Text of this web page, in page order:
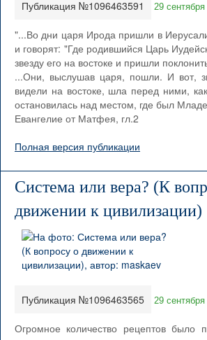
Публикация №1096463591 29
"...Во дни царя Ирода пришли в
и говорят: "Где родившийся Царь
звезду его на востоке и пришли
...Они, выслушав царя, пошли. И вот,
видели на востоке, шла перед ними,
остановилась над местом, где был
Евангелие от Матфея, гл.2
Полная версия публикации
Система или вера? (К
движении к цивилизации)
Публикация №1096463565 29
Огромное количество рецептов было